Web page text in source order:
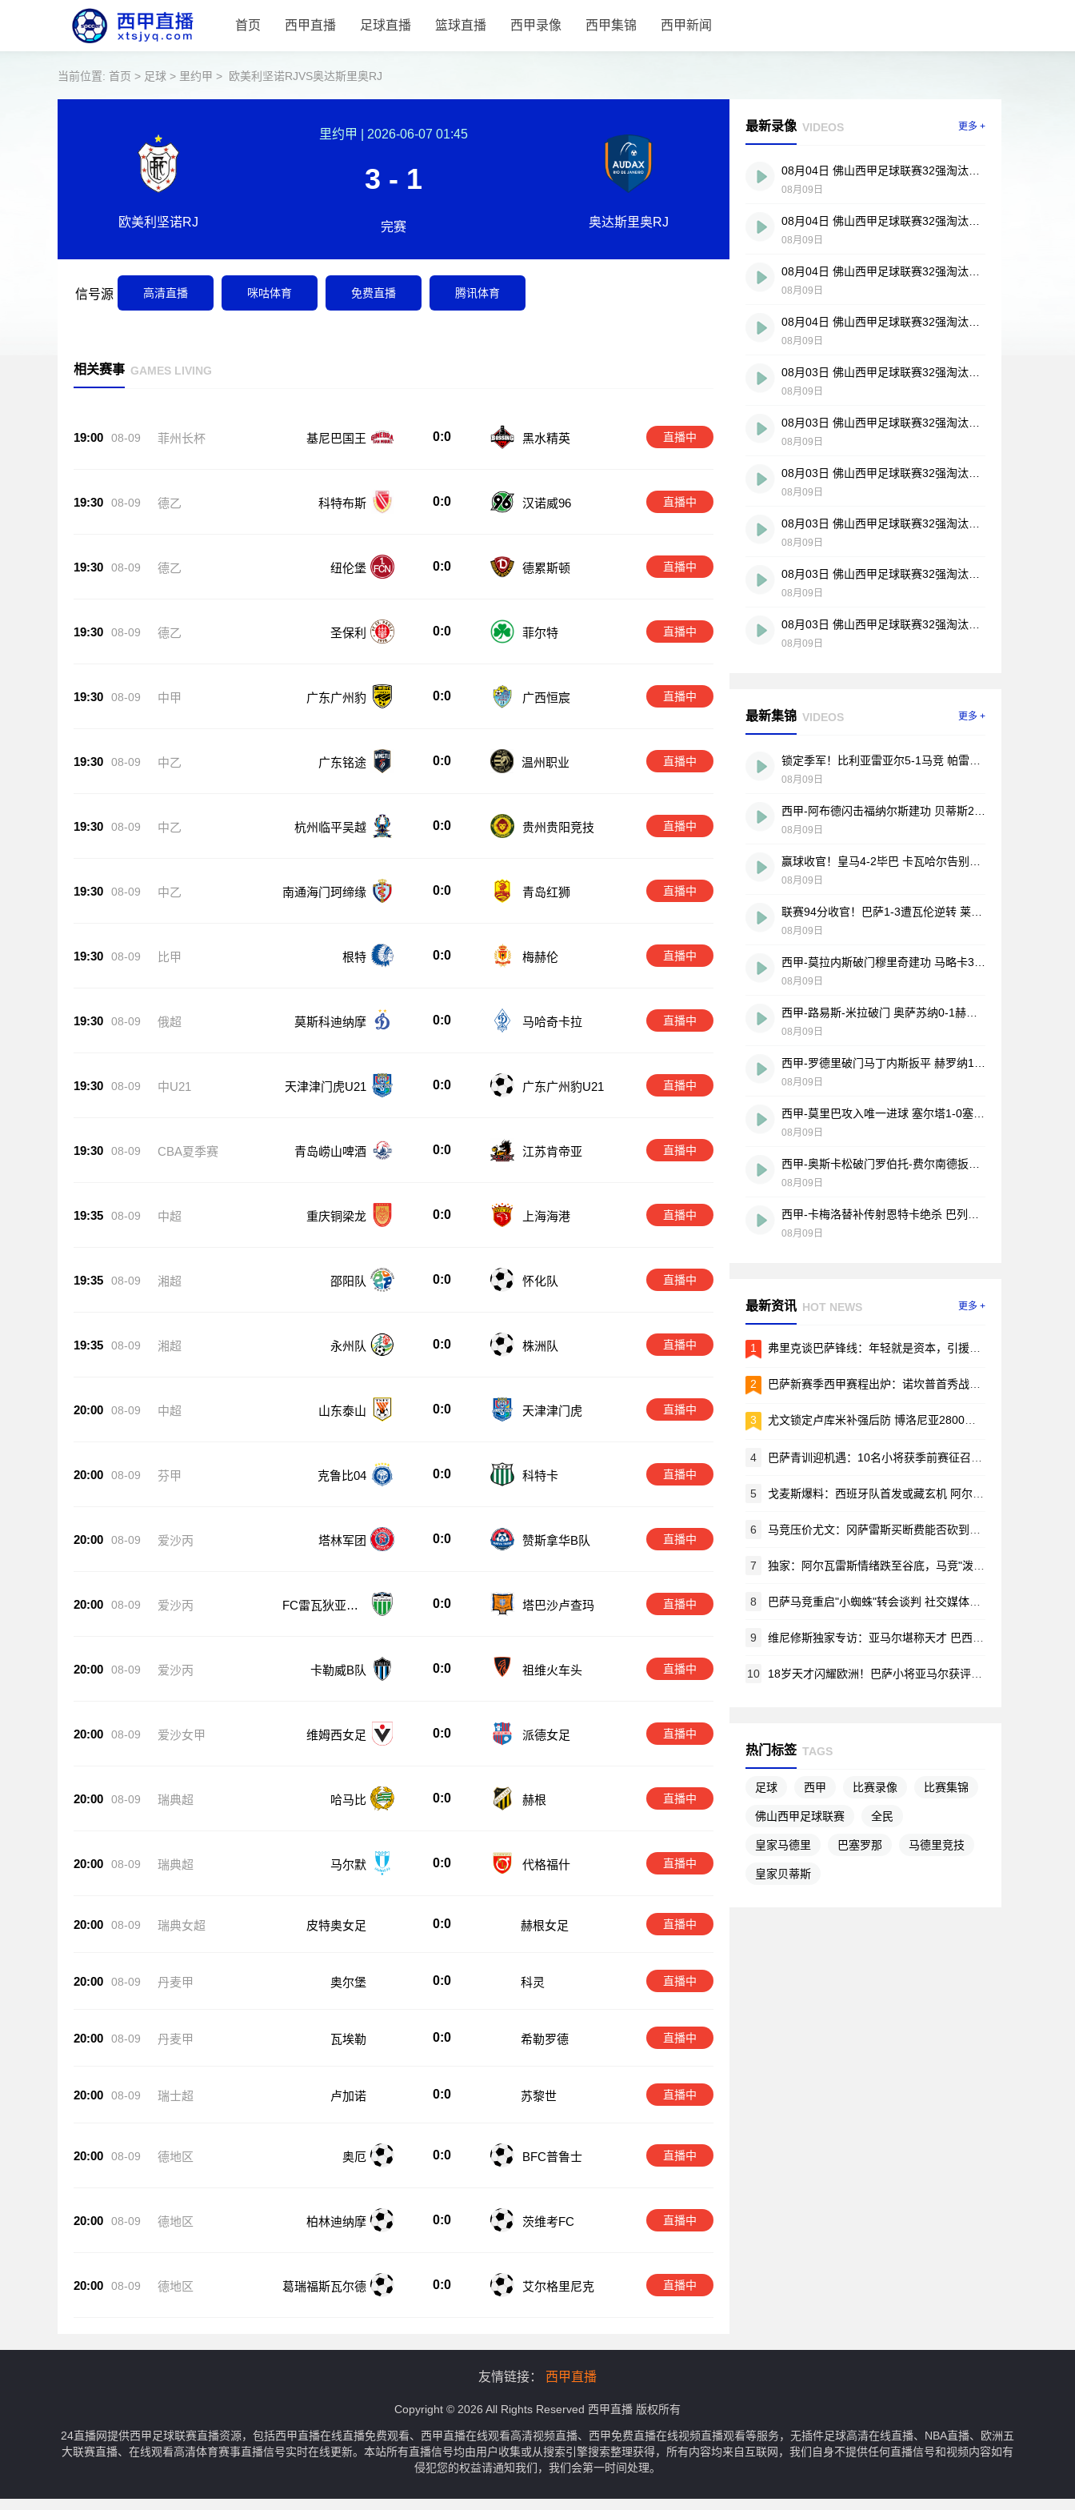
首页 西甲直播 足球直播 篮球直播 西甲录像 西甲集锦 西甲新闻
当前位置: 首页 > 足球 > 里约甲 > 欧美利坚诺RJVS奥达斯里奥RJ
欧美利坚诺RJ
里约甲 2026-06-07 01:45
3 - 1
完赛 奥达斯里奥RJ
信号源 高清直播 咪咕体育 免费直播 腾讯体育
相关赛事 GAMES LIVING
19:00 08-09 菲州长杯 基尼巴国王 0:0 黑水精英 直播中
19:30 08-09 德乙 科特布斯 0:0 汉诺威96 直播中
19:30 08-09 德乙 纽伦堡 0:0 德累斯顿 直播中
19:30 08-09 德乙 圣保利 0:0 菲尔特 直播中
19:30 08-09 中甲 广东广州豹 0:0 广西恒宸 直播中
19:30 08-09 中乙 广东铭途 0:0 温州职业 直播中
19:30 08-09 中乙 杭州临平吴越 0:0 贵州贵阳竞技 直播中
19:30 08-09 中乙 南通海门珂缔缘 0:0 青岛红狮 直播中
19:30 08-09 比甲 根特 0:0 梅赫伦 直播中
19:30 08-09 俄超 莫斯科迪纳摩 0:0 马哈奇卡拉 直播中
19:30 08-09 中U21 天津津门虎U21 0:0 广东广州豹U21 直播中
19:30 08-09 CBA夏季赛 青岛崂山啤酒 0:0 江苏肯帝亚 直播中
19:35 08-09 中超 重庆铜梁龙 0:0 上海海港 直播中
19:35 08-09 湘超 邵阳队 0:0 怀化队 直播中
19:35 08-09 湘超 永州队 0:0 株洲队 直播中
20:00 08-09 中超 山东泰山 0:0 天津津门虎 直播中
20:00 08-09 芬甲 克鲁比04 0:0 科特卡 直播中
20:00 08-09 爱沙丙 塔林军团 0:0 赞斯拿华B队 直播中
20:00 08-09 爱沙丙
FC雷瓦狄亚U1
0:0 塔巴沙卢查玛 直播中
20:00 08-09 爱沙丙 卡勒威B队 0:0 祖维火车头 直播中
20:00 08-09 爱沙女甲 维姆西女足 0:0 派德女足 直播中
20:00 08-09 瑞典超 哈马比 0:0 赫根 直播中
20:00 08-09 瑞典超 马尔默 0:0 代格福什 直播中
20:00 08-09 瑞典女超 皮特奥女足 0:0 赫根女足 直播中
20:00 08-09 丹麦甲 奥尔堡 0:0 科灵 直播中
20:00 08-09 丹麦甲 瓦埃勒 0:0 希勒罗德 直播中
20:00 08-09 瑞士超 卢加诺 0:0 苏黎世 直播中
20:00 08-09 德地区 奥厄 0:0 BFC普鲁士 直播中
20:00 08-09 德地区 柏林迪纳摩 0:0 茨维考FC 直播中
20:00 08-09 德地区 葛瑞福斯瓦尔德 0:0 艾尔格里尼克 直播中
最新录像 VIDEOS 更多 +
08月09日
08月09日
08月09日
08月09日
08月09日
08月09日
08月09日
08月09日
08月09日
08月09日
最新集锦 VIDEOS 更多 +
08月09日
08月09日
08月09日
08月09日
08月09日
08月09日
08月09日
08月09日
08月09日
08月09日
最新资讯 HOT NEWS 更多 +
1 弗里克谈巴萨锋线：年轻就是资本，引援的事儿先放放
2 巴萨新赛季西甲赛程出炉：诺坎普首秀战毕包，两回合国家德比引爆焦点
3 尤文锁定卢库米补强后防 博洛尼亚2800万欧要价成转会关键
4 巴萨青训迎机遇：10名小将获季前赛征召令 哈姆扎等新星在列
5 戈麦斯爆料：西班牙队首发或藏玄机 阿尔瓦雷斯锁定马竞新赛季蓝图
6 马竞压价尤文：冈萨雷斯买断费能否砍到2000万？
7 独家：阿尔瓦雷斯情绪跌至谷底，马竞"泼脏水"言论激怒阿根廷新星
8 巴萨马竞重启"小蜘蛛"转会谈判 社交媒体风波无碍交易推进
9 维尼修斯独家专访：亚马尔堪称天才 巴西渴望重夺世界杯荣耀
10 18岁天才闪耀欧洲！巴萨小将亚马尔获评赛季最佳新星
热门标签 TAGS
足球 西甲 比赛录像 比赛集锦
佛山西甲足球联赛 全民
皇家马德里 巴塞罗那 马德里竞技
皇家贝蒂斯
友情链接： 西甲直播
Copyright © 2026 All Rights Reserved 西甲直播 版权所有
24直播网提供西甲足球联赛直播资源，包括西甲直播在线直播免费观看、西甲直播在线观看高清视频直播、西甲免费直播在线视频直播观看等服务，无插件足球高清在线直播、NBA直播、欧洲五
大联赛直播、在线观看高清体育赛事直播信号实时在线更新。本站所有直播信号均由用户收集或从搜索引擎搜索整理获得，所有内容均来自互联网，我们自身不提供任何直播信号和视频内容如有
侵犯您的权益请通知我们，我们会第一时间处理。